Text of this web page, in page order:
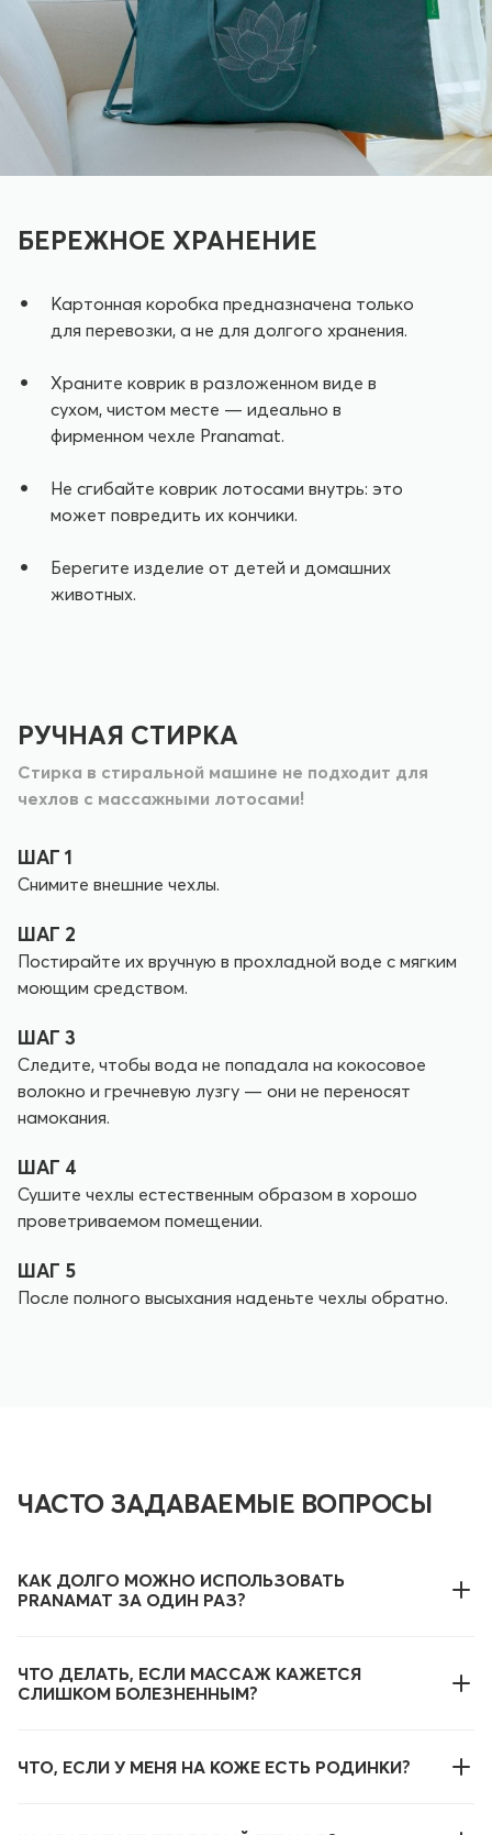
БЕРЕЖНОЕ ХРАНЕНИЕ
Картонная коробка предназначена только
для перевозки, а не для долгого хранения.
Храните коврик в разложенном виде в
сухом, чистом месте — идеально в
фирменном чехле Pranamat.
Не сгибайте коврик лотосами внутрь: это
может повредить их кончики.
Берегите изделие от детей и домашних
животных.
РУЧНАЯ СТИРКА
Стирка в стиральной машине не подходит для
чехлов с массажными лотосами!
ШАГ 1
Снимите внешние чехлы.
ШАГ 2
Постирайте их вручную в прохладной воде с мягким
моющим средством.
ШАГ 3
Следите, чтобы вода не попадала на кокосовое
волокно и гречневую лузгу — они не переносят
намокания.
ШАГ 4
Сушите чехлы естественным образом в хорошо
проветриваемом помещении.
ШАГ 5
После полного высыхания наденьте чехлы обратно.
ЧАСТО ЗАДАВАЕМЫЕ ВОПРОСЫ
КАК ДОЛГО МОЖНО ИСПОЛЬЗОВАТЬ
PRANAMAT ЗА ОДИН РАЗ?
ЧТО ДЕЛАТЬ, ЕСЛИ МАССАЖ КАЖЕТСЯ
СЛИШКОМ БОЛЕЗНЕННЫМ?
ЧТО, ЕСЛИ У МЕНЯ НА КОЖЕ ЕСТЬ РОДИНКИ?